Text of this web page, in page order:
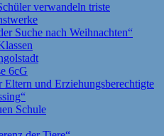
verwandeln triste
Suche nach Weihnachten“
6cG
Eltern und Erziehungsberechtigte
Schule